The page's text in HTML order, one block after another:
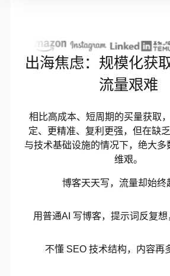
出海焦虑：规模化获
流量艰难
相比高成本、短周期的买量获取
定、更精准、复利更强，但在缺
与技术基础设施的情况下，绝大多
维艰。
博客天天写，流量却始终
用普通AI 写博客，提示词反复
不懂 SEO 技术结构，内容再